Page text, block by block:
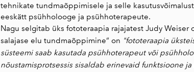
tehnikate tundmaõppimisele ja selle
eeskätt psühholooge ja psühhoterapeute.
Nagu selgitab üks fototeraapia rajajatest Judy
salajase elu tundmaõppimine“ on "fototeraapia
süsteemi saab kasutada psühhoterapeut või
nõustamisprotsessis sisaldab erinevaid funktsioone